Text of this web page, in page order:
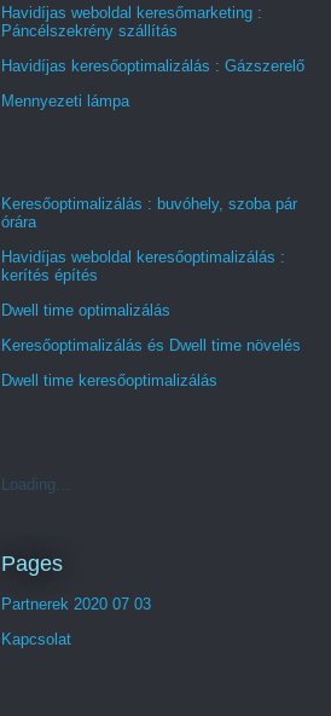
Havidíjas weboldal keresőmarketing :
Páncélszekrény szállítás
Havidíjas keresőoptimalizálás : Gázszerelő
Mennyezeti lámpa
Keresőoptimalizálás : buvóhely, szoba pár
órára
Havidíjas weboldal keresőoptimalizálás :
kerítés építés
Dwell time optimalizálás
Keresőoptimalizálás és Dwell time növelés
Dwell time keresőoptimalizálás
Loading...
Pages
Partnerek 2020 07 03
Kapcsolat